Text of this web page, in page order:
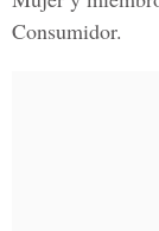
Consumidor.